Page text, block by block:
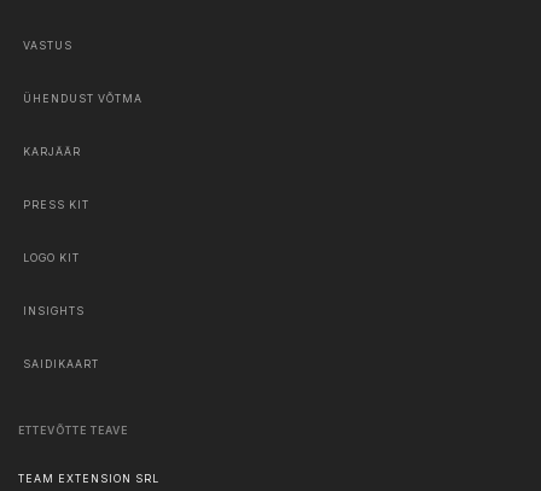
VASTUS
ÜHENDUST VÕTMA
KARJÄÄR
PRESS KIT
LOGO KIT
INSIGHTS
SAIDIKAART
ETTEVÕTTE TEAVE
TEAM EXTENSION SRL